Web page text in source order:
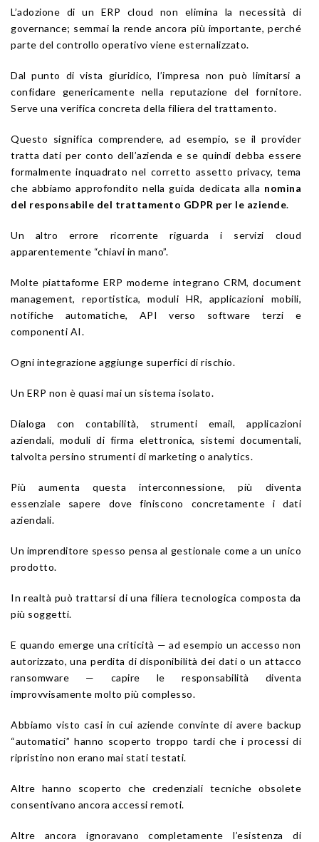
L’adozione di un ERP cloud non elimina la necessità di
governance; semmai la rende ancora più importante, perché
parte del controllo operativo viene esternalizzato.
Dal punto di vista giuridico, l’impresa non può limitarsi a
confidare genericamente nella reputazione del fornitore.
Serve una verifica concreta della filiera del trattamento.
Questo significa comprendere, ad esempio, se il provider
tratta dati per conto dell’azienda e se quindi debba essere
formalmente inquadrato nel corretto assetto privacy, tema
che abbiamo approfondito nella guida dedicata alla nomina
del responsabile del trattamento GDPR per le aziende.
Un altro errore ricorrente riguarda i servizi cloud
apparentemente “chiavi in mano”.
Molte piattaforme ERP moderne integrano CRM, document
management, reportistica, moduli HR, applicazioni mobili,
notifiche automatiche, API verso software terzi e
componenti AI.
Ogni integrazione aggiunge superfici di rischio.
Un ERP non è quasi mai un sistema isolato.
Dialoga con contabilità, strumenti email, applicazioni
aziendali, moduli di firma elettronica, sistemi documentali,
talvolta persino strumenti di marketing o analytics.
Più aumenta questa interconnessione, più diventa
essenziale sapere dove finiscono concretamente i dati
aziendali.
Un imprenditore spesso pensa al gestionale come a un unico
prodotto.
In realtà può trattarsi di una filiera tecnologica composta da
più soggetti.
E quando emerge una criticità — ad esempio un accesso non
autorizzato, una perdita di disponibilità dei dati o un attacco
ransomware — capire le responsabilità diventa
improvvisamente molto più complesso.
Abbiamo visto casi in cui aziende convinte di avere backup
“automatici” hanno scoperto troppo tardi che i processi di
ripristino non erano mai stati testati.
Altre hanno scoperto che credenziali tecniche obsolete
consentivano ancora accessi remoti.
Altre ancora ignoravano completamente l’esistenza di